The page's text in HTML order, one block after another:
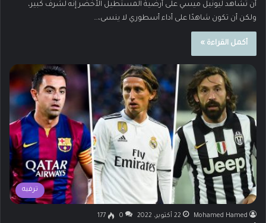
أن تُشاهد ليونيل ميسي على أرضية المستطيل الأخضر إنه لشرف كبير،
ولكن أن تكون شاهدًا على أداء أسطوري لا ينسى،…
أكمل القراءة »
ترفيه
Mohamed Hamed 22 أكتوبر، 2022 0
177